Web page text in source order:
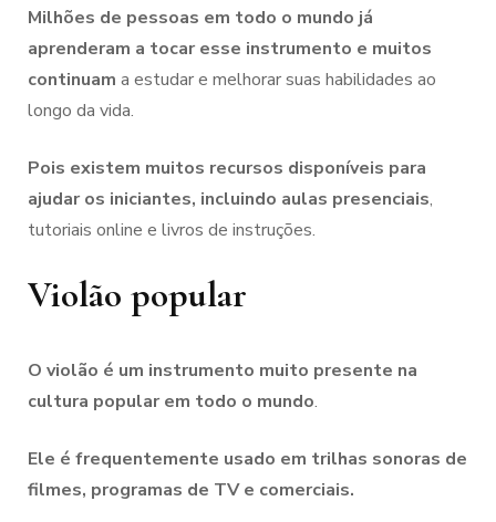
Milhões de pessoas em todo o mundo já
aprenderam a tocar esse instrumento e muitos
continuam a estudar e melhorar suas habilidades ao
longo da vida.
Pois existem muitos recursos disponíveis para
ajudar os iniciantes, incluindo aulas presenciais,
tutoriais online e livros de instruções.
Violão popular
O violão é um instrumento muito presente na
cultura popular em todo o mundo.
Ele é frequentemente usado em trilhas sonoras de
filmes, programas de TV e comerciais.